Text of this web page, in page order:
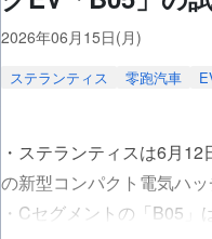
2026年06月15日(月)
ステランティス 零跑汽車
・ステランティスは6月
の新型コンパクト電気ハ
・Cセグメントの「B05